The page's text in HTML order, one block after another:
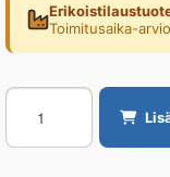
Toimitusaika-
Upotettava
allas
BLANCO